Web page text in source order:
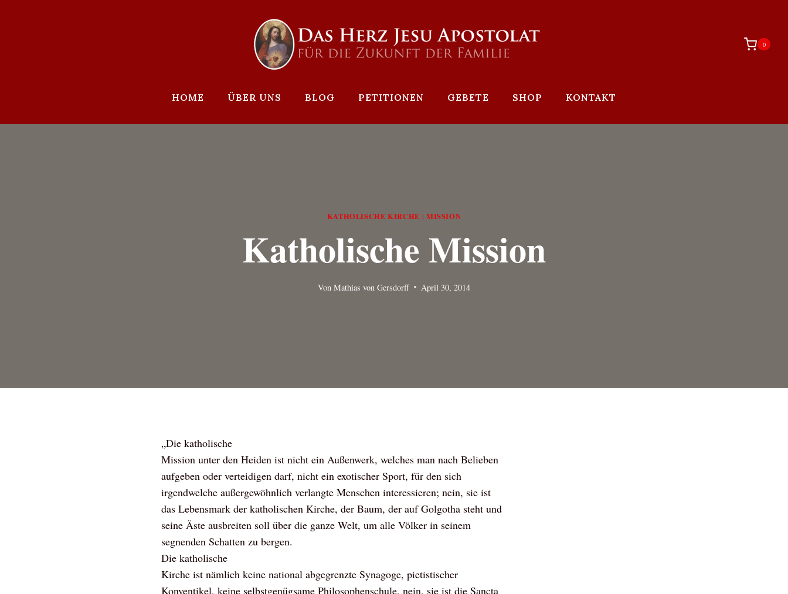
0
HOME ÜBER UNS BLOG PETITIONEN GEBETE SHOP KONTAKT
KATHOLISCHE KIRCHE | MISSION
Katholische Mission
Von Mathias von Gersdorff April 30, 2014
„Die katholische
Mission unter den Heiden ist nicht ein Außenwerk, welches man nach Belieben
aufgeben oder verteidigen darf, nicht ein exotischer Sport, für den sich
irgendwelche außergewöhnlich verlangte Menschen interessieren; nein, sie ist
das Lebensmark der katholischen Kirche, der Baum, der auf Golgotha steht und
seine Äste ausbreiten soll über die ganze Welt, um alle Völker in seinem
segnenden Schatten zu bergen.
Die katholische
Kirche ist nämlich keine national abgegrenzte Synagoge, pietistischer
Konventikel, keine selbstgenügsame Philosophenschule, nein, sie ist die Sancta